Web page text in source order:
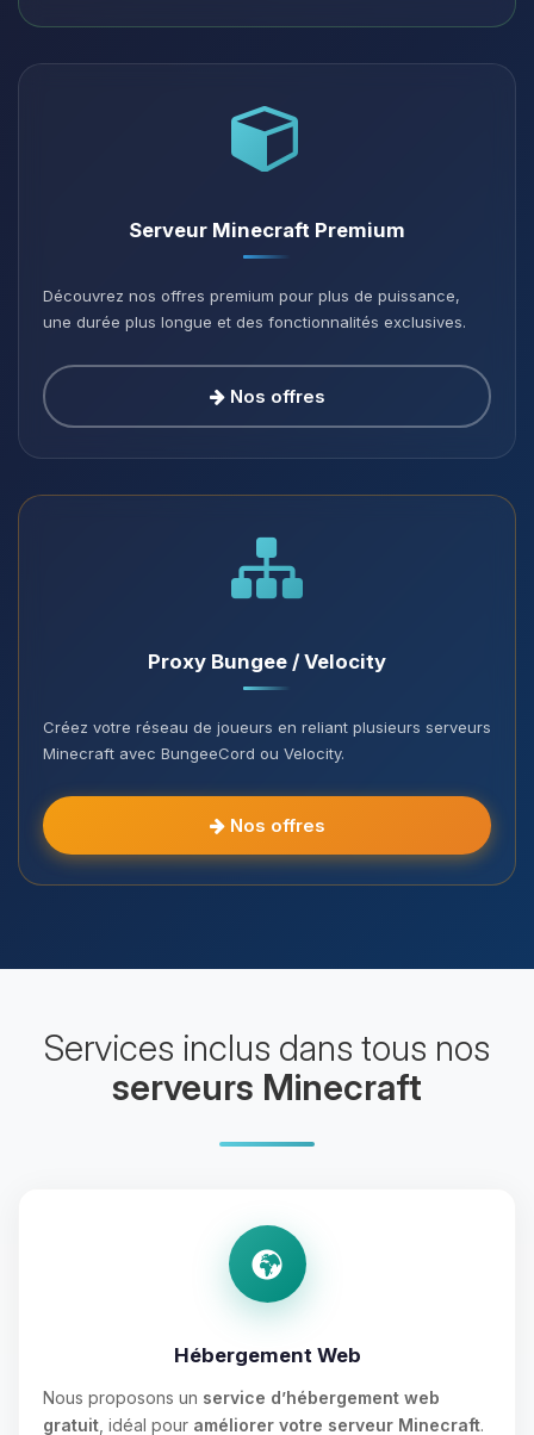
Serveur Minecraft Premium
Découvrez nos offres premium pour plus de puissance,
une durée plus longue et des fonctionnalités exclusives.
Nos offres
Proxy Bungee / Velocity
Créez votre réseau de joueurs en reliant plusieurs serveurs
Minecraft avec BungeeCord ou Velocity.
Nos offres
Services inclus dans tous nos
serveurs Minecraft
Hébergement Web
Nous proposons un service d’hébergement web
gratuit , idéal pour améliorer votre serveur Minecraft.